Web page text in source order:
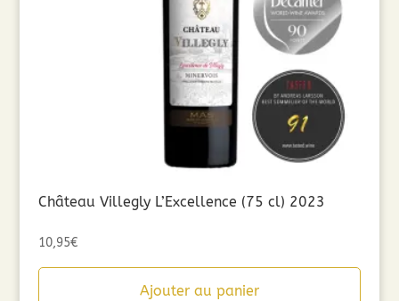
Château Villegly L’Excellence (75 cl) 2023
10,95€
Ajouter au panier